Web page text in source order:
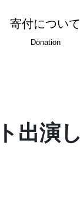
寄付について
Donation
出演し